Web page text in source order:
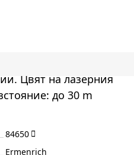
Цвят на лазерния
до 30 m
84650
Ermenrich